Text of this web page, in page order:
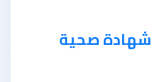
شهادة صحية